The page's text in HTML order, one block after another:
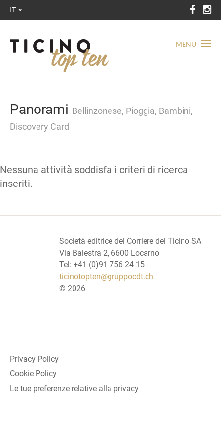
MENU
IT
Panorami Bellinzonese, Pioggia, Bambini,
Discovery Card
Nessuna attività soddisfa i criteri di ricerca
inseriti.
Società editrice del Corriere del Ticino SA
Via Balestra 2, 6600 Locarno
Tel: +41 (0)91 756 24 15
ticinotopten@gruppocdt.ch
© 2026
Privacy Policy
Cookie Policy
Le tue preferenze relative alla privacy